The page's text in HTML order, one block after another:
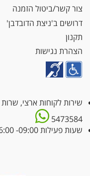
צור קשר/ביטול הזמנה
דרושים ב'ניצת הדובדבן'
תקנון
הצהרת נגישות
שירות לקוחות ארצי,
5473584
שעות פעילות 09:00- 16:00